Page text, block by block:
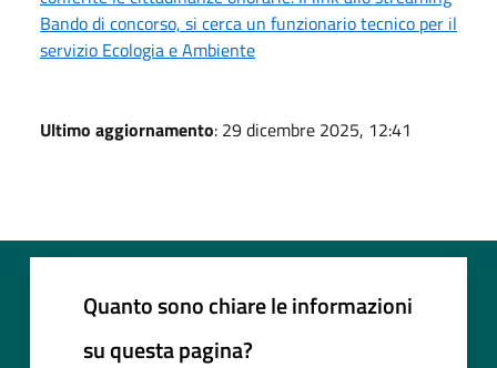
Bando di concorso, si cerca un funzionario tecnico per il
servizio Ecologia e Ambiente
Ultimo aggiornamento: 29 dicembre 2025, 12:41
Quanto sono chiare le informazioni
su questa pagina?